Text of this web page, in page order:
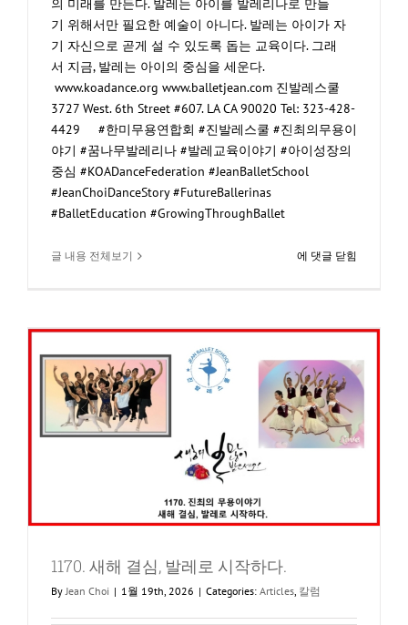
의 미래를 만든다. 발레는 아이를 발레리나로 만들
기 위해서만 필요한 예술이 아니다. 발레는 아이가 자
기 자신으로 곧게 설 수 있도록 돕는 교육이다. 그래
서 지금, 발레는 아이의 중심을 세운다.
www.koadance.org www.balletjean.com 진발레스쿨
3727 West. 6th Street #607. LA CA 90020 Tel: 323-428-
4429 #한미무용연합회 #진발레스쿨 #진최의무용이
야기 #꿈나무발레리나 #발레교육이야기 #아이성장의
중심 #KOADanceFederation #JeanBalletSchool
#JeanChoiDanceStory #FutureBallerinas
#BalletEducation #GrowingThroughBallet
글 내용 전체보기
1172.
아
의
중
심
을
세
에 댓글 닫힘
1170. 새해 결심, 발레로 시작하다.
ByJean Choi | 1월 19th, 2026 | Categories: Articles, 칼럼